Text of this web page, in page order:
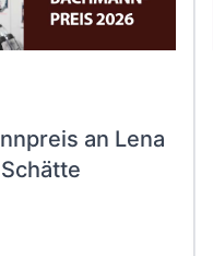
an Lena
Schätte